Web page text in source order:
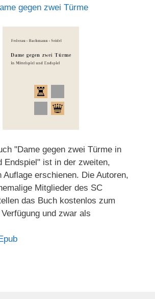
gegen zwei Türme
"Dame gegen zwei Türme in
Endspiel" ist in der zweiten,
Auflage erschienen. Die Autoren,
Mitglieder des SC
das Buch kostenlos zum
und zwar als